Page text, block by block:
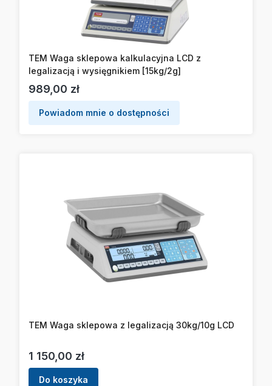
TEM Waga sklepowa kalkulacyjna LCD z
legalizacją i wysięgnikiem [15kg/2g]
Cena
989,00 zł
Powiadom mnie o dostępności
TEM Waga sklepowa z legalizacją 30kg/10g LCD
Cena
1 150,00 zł
Do koszyka